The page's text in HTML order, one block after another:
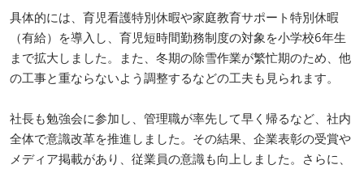
具体的には、育児看護特別休暇や家庭教育サポート特別休暇
（有給）を導入し、育児短時間勤務制度の対象を小学校6年生
まで拡大しました。また、冬期の除雪作業が繁忙期のため、他
の工事と重ならないよう調整するなどの工夫も見られます。
社長も勉強会に参加し、管理職が率先して早く帰るなど、社内
全体で意識改革を推進しました。その結果、企業表彰の受賞や
メディア掲載があり、従業員の意識も向上しました。さらに、